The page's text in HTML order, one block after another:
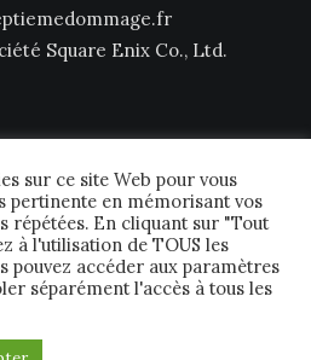
Square Enix Co., Ltd.
FFTCG. | Tous droits réservés.
sur ce site Web pour vous
pertinente en mémorisant vos
répétées. En cliquant sur "Tout
à l'utilisation de TOUS les
pouvez accéder aux paramètres
séparément l'accès à tous les